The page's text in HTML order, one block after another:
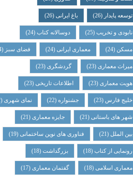
توسعه پایدار (26) باغ ایرانی(26)
نابودی و تخریب(25) دوسالانه کتاب(24)
مسکن (24) معماری ایرانی(24) فضای سبز (24)
میراث معماری(23) گردشگری(23)
هویت معماری(23) اطلاعات تاریخی(23)
خلیج فارس (23) جشنواره (22) نمای شهری(22)
شهر های باستانی(21) جایزه معماری(21)
بین الملل (21) فناوری های نوین ساختمانی(19)
رونمایی از کتاب(18) بزرگداشت(18)
معماری اسلامی(18) گفتمان معماری(17)